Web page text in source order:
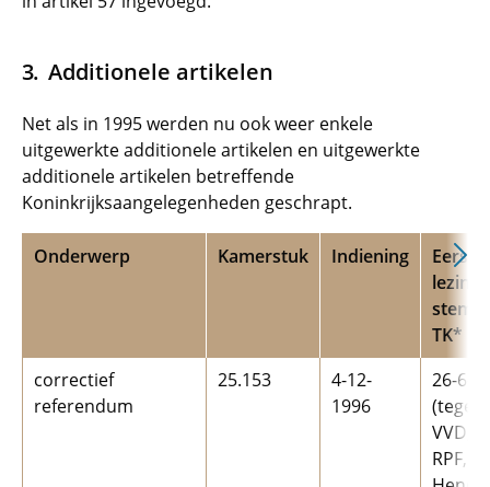
Additionele artikelen
Net als in 1995 werden nu ook weer enkele
uitgewerkte additionele artikelen en uitgewerkte
additionele artikelen betreffende
Koninkrijksaangelegenheden geschrapt.
Onderwerp Kamerstuk Indiening
Eerste
lezing
TK*
correctief
referendum
25.153
4-12-
1996
26-6-
(tegen
VVD,
RPF,